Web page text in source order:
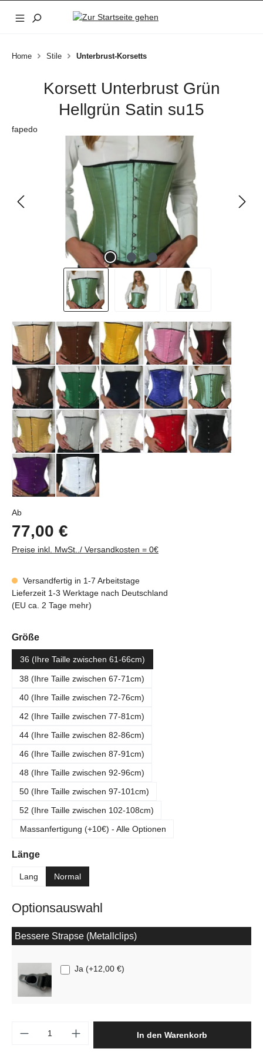
Zum Hauptinhalt springen
Home Stile Unterbrust-Korsetts
Korsett Unterbrust Grün
Hellgrün Satin su15
fapedo
Bildergalerie überspringen
AbRegulärer Preis:
77,00 €
Preise inkl. MwSt../ Versandkosten = 0€
Versandfertig in 1-7 Arbeitstage
Lieferzeit 1-3 Werktage nach Deutschland
(EU ca. 2 Tage mehr)
Größeauswählen
36 (Ihre Taille zwischen 61-66cm)
38 (Ihre Taille zwischen 67-71cm)
40 (Ihre Taille zwischen 72-76cm)
42 (Ihre Taille zwischen 77-81cm)
44 (Ihre Taille zwischen 82-86cm)
46 (Ihre Taille zwischen 87-91cm)
48 (Ihre Taille zwischen 92-96cm)
50 (Ihre Taille zwischen 97-101cm)
52 (Ihre Taille zwischen 102-108cm)
Massanfertigung (+10€) - Alle Optionen
Längeauswählen
Lang Normal
Optionsauswahl
Bessere Strapse (Metallclips)
Ja (+12,00 €)
Produkt Anzahl: Gib den gewünschten
In den Warenkorb